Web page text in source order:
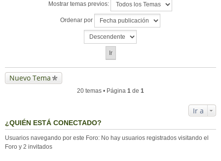
Mostrar temas previos:
Ordenar por
Nuevo Tema
20 temas • Página 1 de 1
Ir a
¿QUIÉN ESTÁ CONECTADO?
Usuarios navegando por este Foro: No hay usuarios registrados visitando el
Foro y 2 invitados